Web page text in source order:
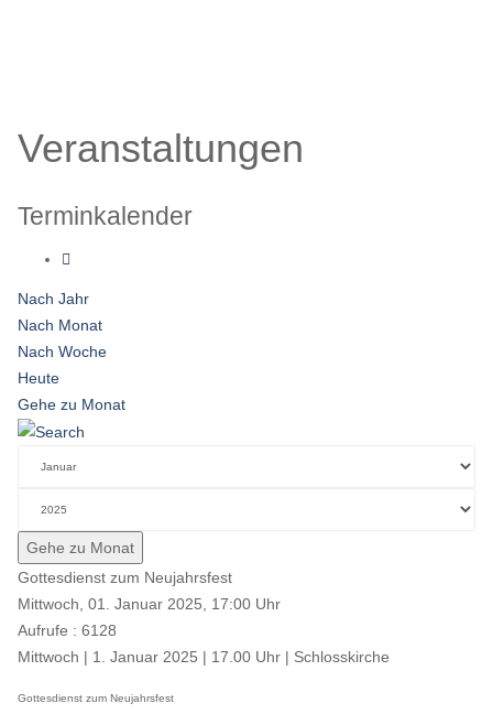
Veranstaltungen
Terminkalender
Nach Jahr
Nach Monat
Nach Woche
Heute
Gehe zu Monat
Gehe zu Monat
Gottesdienst zum Neujahrsfest
Mittwoch, 01. Januar 2025, 17:00 Uhr
Aufrufe : 6128
Mittwoch | 1. Januar 2025 | 17.00 Uhr | Schlosskirche
Gottesdienst zum Neujahrsfest